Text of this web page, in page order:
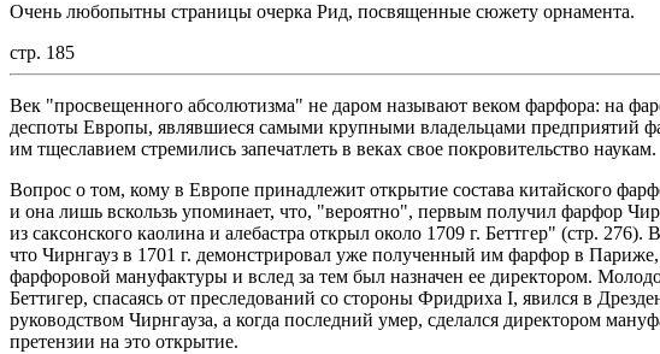
Очень любопытны страницы очерка Рид, посвященные сюжету орнамента.
стр. 185
Век "просвещенного абсолютизма" не даром называют веком фарфора: на
деспоты Европы, являвшиеся самыми крупными владельцами предприятий
им тщеславием стремились запечатлеть в веках свое покровительство наукам.
Вопрос о том, кому в Европе принадлежит открытие состава китайского
и она лишь вскользь упоминает, что, "вероятно", первым получил фарфор
из саксонского каолина и алебастра открыл около 1709 г. Беттгер" (стр. 276).
что Чирнгауз в 1701 г. демонстрировал уже полученный им фарфор в
фарфоровой мануфактуры и вслед за тем был назначен ее директором.
Беттигер, спасаясь от преследований со стороны Фридриха I, явился в
руководством Чирнгауза, а когда последний умер, сделался директором
претензии на это открытие.